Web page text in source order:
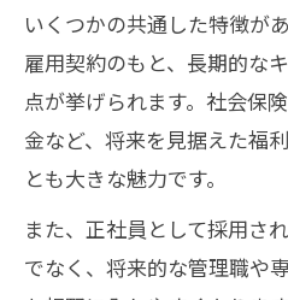
いくつかの共通した特徴が
雇用契約のもと、長期的な
点が挙げられます。社会保
金など、将来を見据えた福
とも大きな魅力です。
また、正社員として採用さ
でなく、将来的な管理職や